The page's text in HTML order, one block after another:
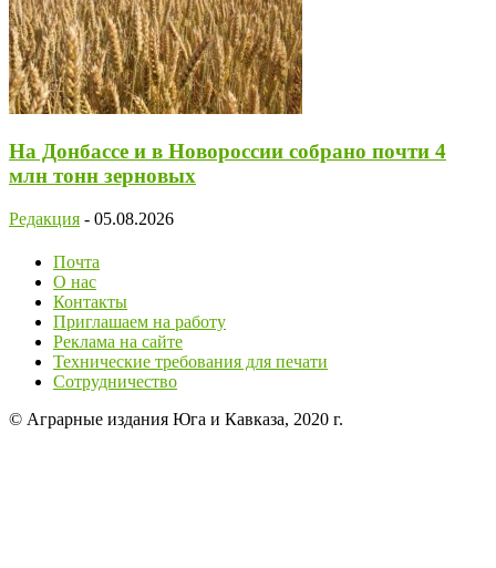
На Донбассе и в Новороссии собрано почти 4
млн тонн зерновых
Редакция - 05.08.2026
Почта
О нас
Контакты
Приглашаем на работу
Реклама на сайте
Технические требования для печати
Сотрудничество
© Аграрные издания Юга и Кавказа, 2020 г.